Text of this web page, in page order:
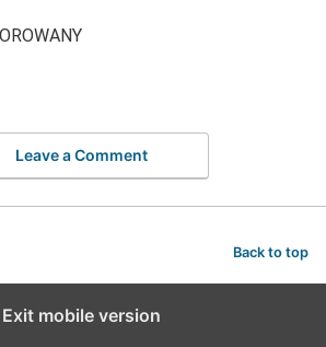
Leave a Comment
Back to top
Exit mobile version